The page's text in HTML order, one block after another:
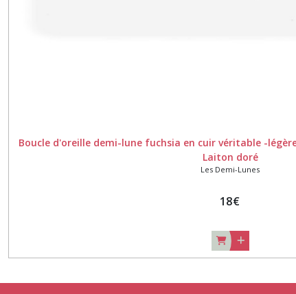
Boucle d'oreille demi-lune fuchsia en cuir véritable -
Laiton doré
Les Demi-Lunes
18€